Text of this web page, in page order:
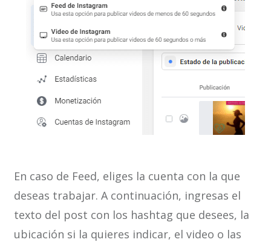
En caso de Feed, eliges la cuenta con la que
deseas trabajar. A continuación, ingresas el
texto del post con los hashtag que desees, la
ubicación si la quieres indicar, el video o las